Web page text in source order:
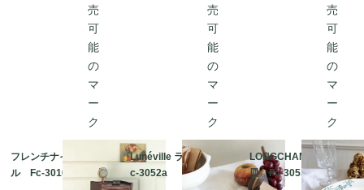
フレンチナイトテーブ
ル Fc-3016A
Lunéville ラヴィエ F
c-3052a
LONGCHAMP スープ
皿 Fc-3053